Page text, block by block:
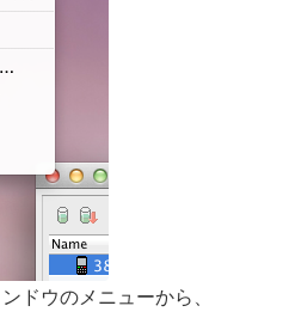
ドウのメニューから、